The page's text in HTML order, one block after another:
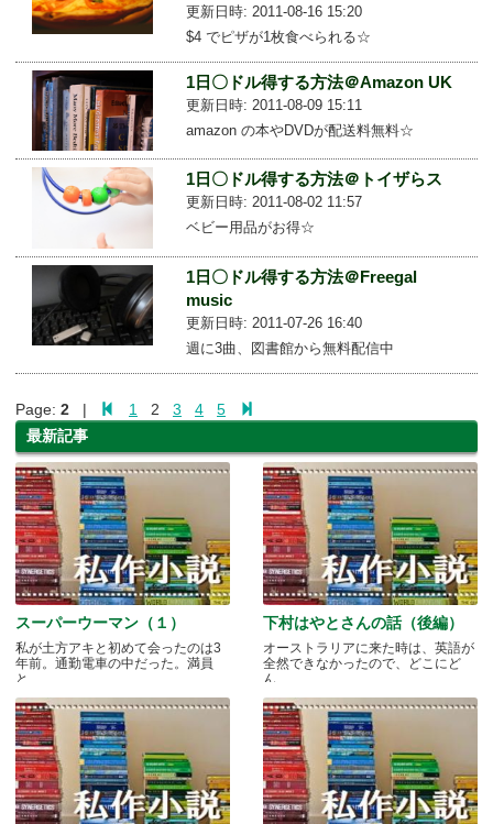
更新日時: 2011-08-16 15:20
$4 でピザが1枚食べられる☆
1日〇ドル得する方法＠Amazon UK
更新日時: 2011-08-09 15:11
amazon の本やDVDが配送料無料☆
1日〇ドル得する方法＠トイザらス
更新日時: 2011-08-02 11:57
ベビー用品がお得☆
1日〇ドル得する方法＠Freegal
music
更新日時: 2011-07-26 16:40
週に3曲、図書館から無料配信中
Page: 2 | 1 2 3 4
5
最新記事
スーパーウーマン（１）
私が土方アキと初めて会ったのは3
年前。通勤電車の中だった。満員
と.....
下村はやとさんの話（後編）
オーストラリアに来た時は、英語が
全然できなかったので、どこにど
ん.....